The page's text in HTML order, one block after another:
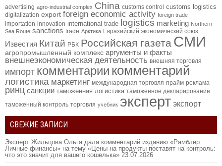
advertising agro-industrial complex China customs control customs logistics
digitalization export foreign economic activity foreign trade
importation innovation international trade logistics marketing Northern
Sea Route sanctions trade Арктика Евразийский экономический союз
Известия Китай РБК Российская газета СМИ
агропромышленный комплекс аргументы и факты
внешнеэкономическая деятельность внешняя торговля
импорт комментарии комментарий
логистика маркетинг международная торговля прайм реклама
ринц санкции таможенная логистика таможенное декларирование
таможенный контроль торговля учебник эксперт экспорт
СВЕЖИЕ ЗАПИСИ
Эксперт Жильцова Ольга дала комментарий изданию «Рамблер.
Личные финансы» на тему «Цены на продукты поставят на контроль:
что это значит для вашего кошелька» 23.07.2026